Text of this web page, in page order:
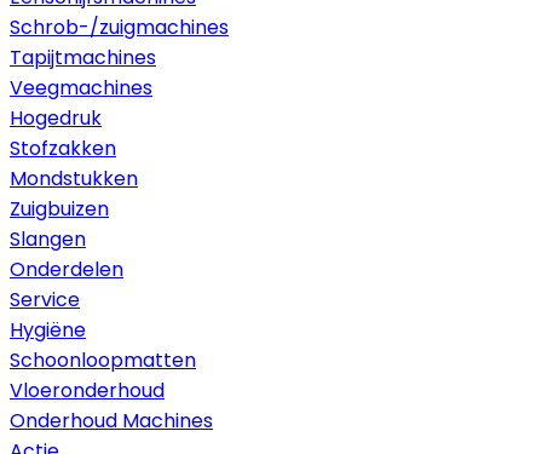
Schrob-/zuigmachines
Tapijtmachines
Veegmachines
Hogedruk
Stofzakken
Mondstukken
Zuigbuizen
Slangen
Onderdelen
Service
Hygiëne
Schoonloopmatten
Vloeronderhoud
Onderhoud Machines